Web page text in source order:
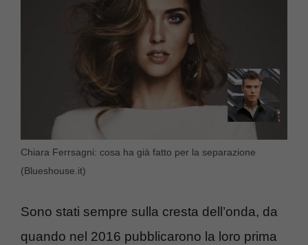
Chiara Ferrsagni: cosa ha già fatto per la separazione
(Blueshouse.it)
Sono stati sempre sulla cresta dell’onda, da
quando nel 2016 pubblicarono la loro prima